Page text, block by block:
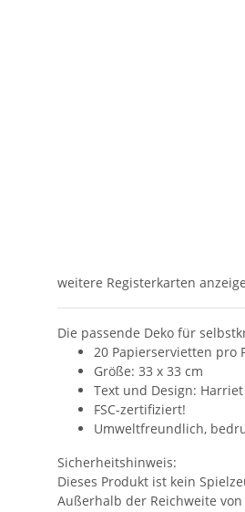
weitere Registerkarten
Die passende Deko für
20 Papierservietten pro
Größe: 33 x 33 cm
Text und Design:
FSC-zertifiziert!
Umweltfreundlich,
Sicherheitshinweis:
Dieses Produkt ist kein
Außerhalb der Reichweite